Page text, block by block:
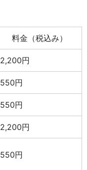
料金（税込み）
2,200円
550円
550円
2,200円
550円